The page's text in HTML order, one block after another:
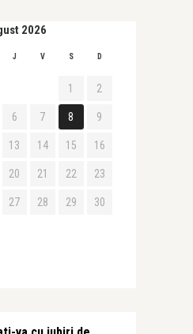
2026
J V S D
1 2
6 7 8 9
13 14 15 16
20 21 22 23
27 28 29 30